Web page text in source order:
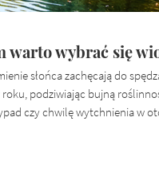
warto wybrać się
słońca zachęcają do
podziwiając bujną
czy chwilę wytchnienia w